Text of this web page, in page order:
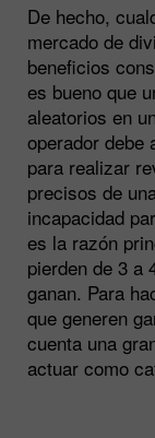
De hecho,
mercado de
beneficios
es bueno que
aleatorios en
operador debe
para realizar
precisos de
incapacidad
es la razón
pierden de 3 a
ganan. Para
que generen
cuenta una
actuar como